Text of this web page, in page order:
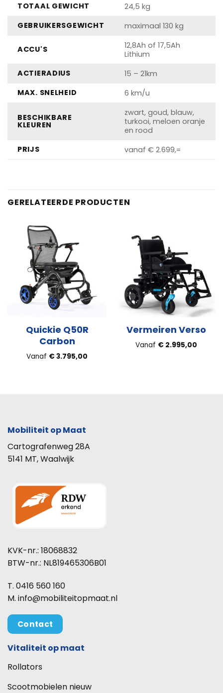
TOTAAL GEWICHT
24,5 kg
GEBRUIKERSGEWICHT
maximaal 130 kg
ACCU'S
12,8Ah of 17,5Ah
Lithium
ACTIERADIUS
15 – 21km
MAX. SNELHEID
6 km/u
BESCHIKBARE
KLEUREN
zwart, goud, blauw,
turkooi, meloen oranje
en rood
PRIJS
vanaf € 2.699,=
GERELATEERDE PRODUCTEN
Quickie Q50R
Carbon
Vanaf €3.795,00
Vermeiren Verso
Vanaf €2.995,00
Mobiliteit op Maat
Cartografenweg 28A
5141 MT, Waalwijk
KVK-nr.: 18068832
BTW-nr.: NL819465306B01
T. 0416 560 160
M. info@mobiliteitopmaat.nl
Contact
Vitaliteit op maat
Rollators
Scootmobielen nieuw